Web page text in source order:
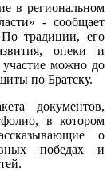
в региональном
- сообщает
традиции, его
опеки и
участие можно до
по Братску.
документов,
в котором
о
победах и